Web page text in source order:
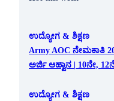
ಉದ್ಯೋಗ & ಶಿಕ್ಷಣ
Army AOC ನೇಮಕಾತಿ
ಅರ್ಜಿ ಆಹ್ವಾನ | 10ನೇ,
ಉದ್ಯೋಗ & ಶಿಕ್ಷಣ